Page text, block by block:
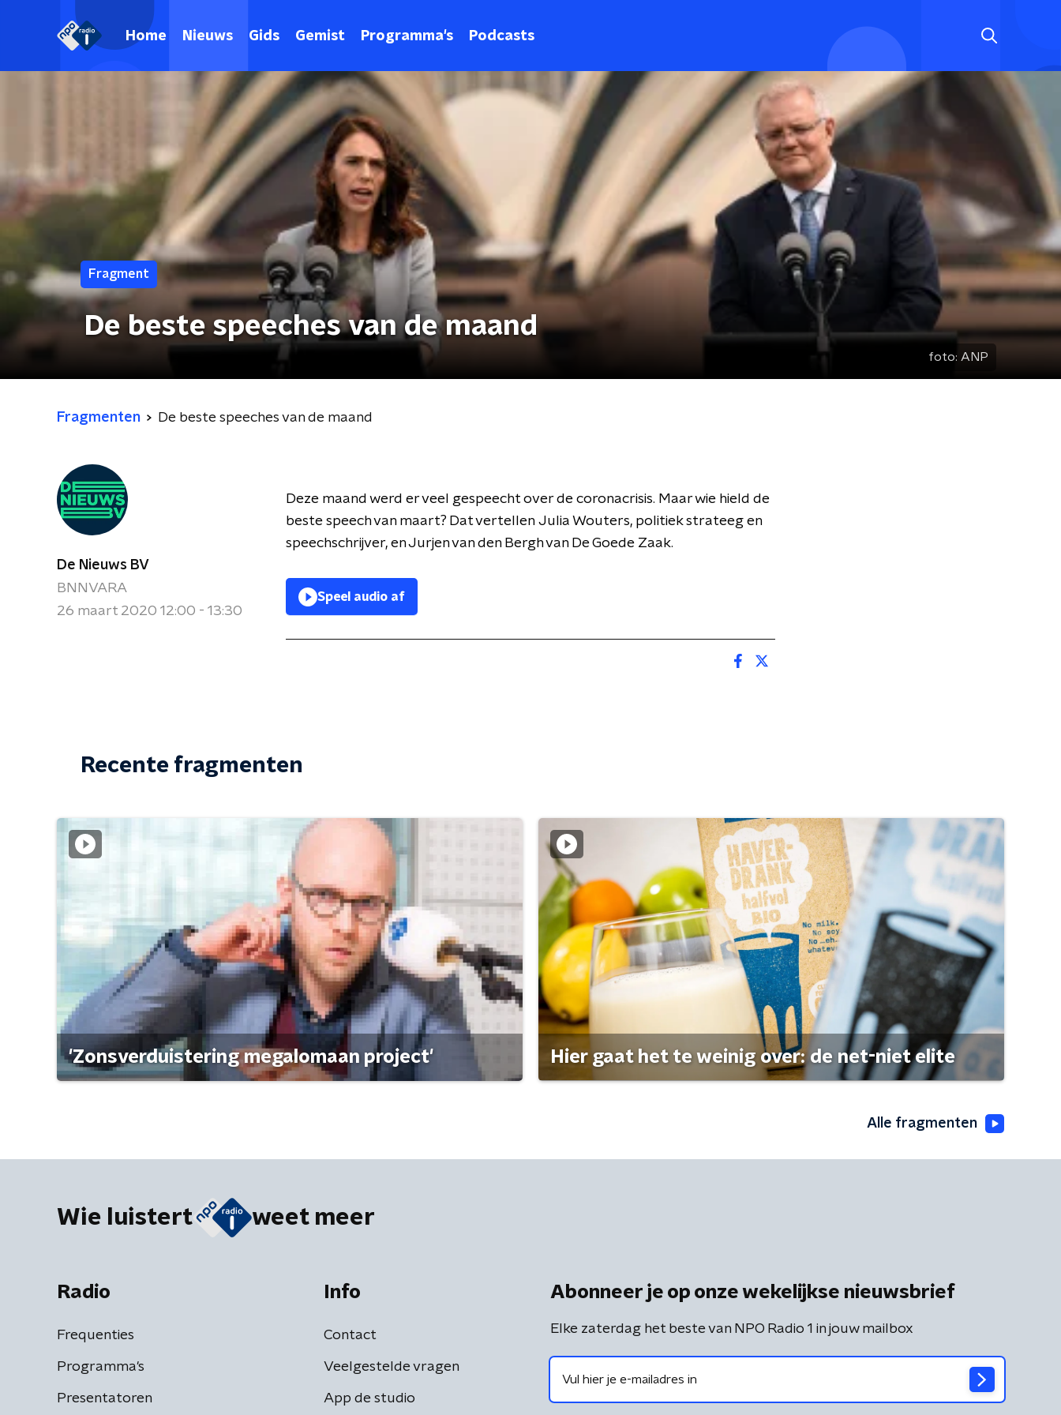
Home Nieuws Gids Gemist Programma's Podcasts
Fragment
De beste speeches van de maand
foto: ANP
Fragmenten De beste speeches van de maand
De Nieuws BV
BNNVARA
26 maart 2020 12:00 - 13:30
Deze maand werd er veel gespeecht over de coronacrisis. Maar wie hield de
beste speech van maart? Dat vertellen Julia Wouters, politiek strateeg en
speechschrijver, en Jurjen van den Bergh van De Goede Zaak.
Speel audio af
Recente fragmenten
'Zonsverduistering megalomaan project' Hier gaat het te weinig over: de net-niet elite
Alle fragmenten
Wie luistert weet meer
Radio
Frequenties
Programma's
Presentatoren
Info
Contact
Veelgestelde vragen
App de studio
Abonneer je op onze wekelijkse nieuwsbrief
Elke zaterdag het beste van NPO Radio 1 in jouw mailbox